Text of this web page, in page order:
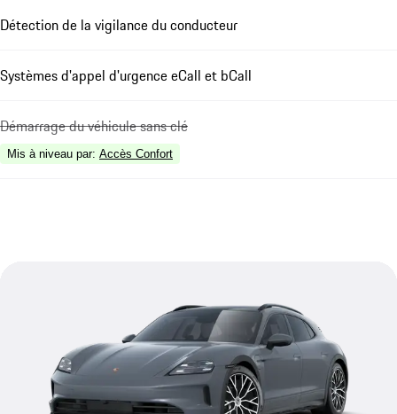
Détection de la vigilance du conducteur
Systèmes d'appel d'urgence eCall et bCall
Démarrage du véhicule sans clé
Mis à niveau par: Accès Confort